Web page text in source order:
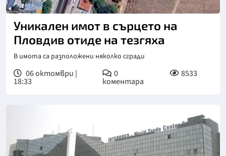
Уникален имот в сърцето на
Пловдив отиде на тезгяха
В имота са разположени няколко сгради
06 октомври |
18:33
0
коментара
8533